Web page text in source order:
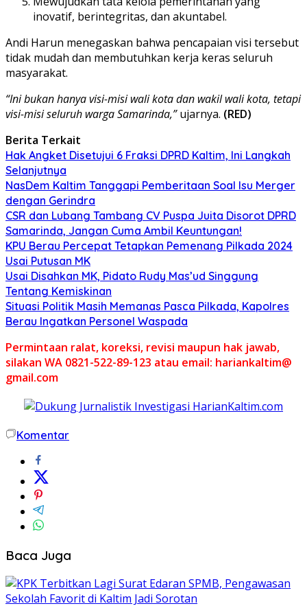
inovatif, berintegritas, dan akuntabel.
Andi Harun menegaskan bahwa pencapaian visi tersebut
tidak mudah dan membutuhkan kerja keras seluruh
masyarakat.
“Ini bukan hanya visi-misi wali kota dan wakil wali kota, tetapi
visi-misi seluruh warga Samarinda,”ujarnya. (RED)
Berita Terkait
Hak Angket Disetujui 6 Fraksi DPRD Kaltim, Ini Langkah
Selanjutnya
NasDem Kaltim Tanggapi Pemberitaan Soal Isu Merger
dengan Gerindra
CSR dan Lubang Tambang CV Puspa Juita Disorot DPRD
Samarinda, Jangan Cuma Ambil Keuntungan!
KPU Berau Percepat Tetapkan Pemenang Pilkada 2024
Usai Putusan MK
Usai Disahkan MK, Pidato Rudy Mas’ud Singgung
Tentang Kemiskinan
Situasi Politik Masih Memanas Pasca Pilkada, Kapolres
Berau Ingatkan Personel Waspada
Permintaan ralat, koreksi, revisi maupun hak jawab,
silakan WA 0821-522-89-123 atau email: hariankaltim@
gmail.com
Komentar
Baca Juga